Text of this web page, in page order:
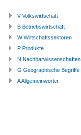
V Volkswirtschaft
B Betriebswirtschaft
W Wirtschaftssektoren
P Produkte
N Nachbarwissenschaften
G Geographische Begriffe
A Allgemeinwörter